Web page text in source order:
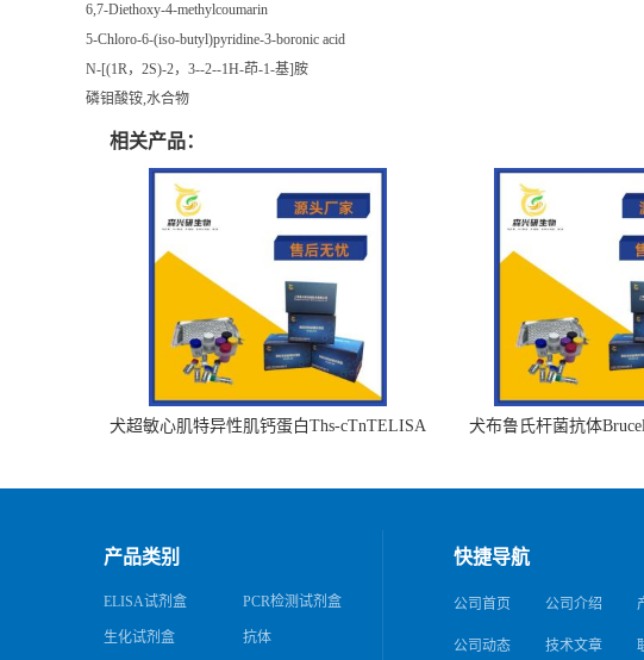
6,7-Diethoxy-4-methylcoumarin
5-Chloro-6-(iso-butyl)pyridine-3-boronic acid
N-[(1R，2S)-2，3--2--1H-茚-1-基]胺
磷钼酸铵,水合物
相关产品：
犬超敏心肌特异性肌钙蛋白Ths-cTnTELISA
犬布鲁氏杆菌抗体
产品类别
ELISA试剂盒 PCR检测试剂盒
生化试剂盒 抗体
快捷导航
公司首页 公司介绍
公司动态 技术文章